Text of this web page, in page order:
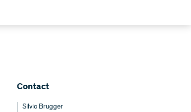
Contact
Silvio Brugger